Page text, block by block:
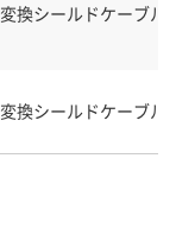
変換シールドケーブル
変換シールドケーブル